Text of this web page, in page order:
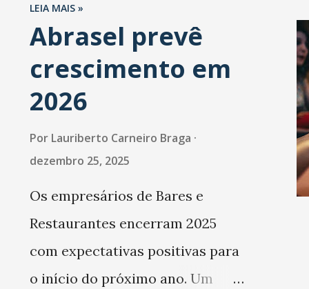
Palominha (Italo), Willian
Anicete (Alex Cícero), Lauro
(Athyrson) e Ramos
LEIA MAIS »
Abrasel prevê
crescimento em
2026
Por Lauriberto Carneiro Braga
dezembro 25, 2025
Os empresários de Bares e
Restaurantes encerram 2025
com expectativas positivas para
o início do próximo ano. Um